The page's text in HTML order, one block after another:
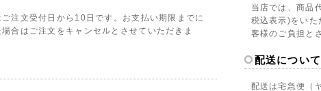
注文受付日から10日です。お支払い期限までに
合はご注文をキャンセルとさせていただきま
当店では、商品
税込表示)をいた
客様のご負担と
配送について
配送は宅急便（